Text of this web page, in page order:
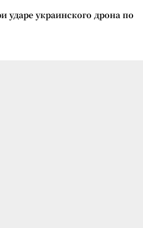
ударе украинского дрона по